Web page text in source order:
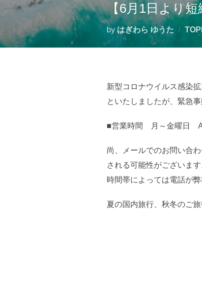
【6月1日より短
by はぎわら ゆうた
新型コロナウイルス感染
といたしましたが、緊急
■営業時間 月～金曜日
尚、メールでのお問い合
される可能性がございます
時間帯によっては電話が
夏の国内旅行、秋冬のご